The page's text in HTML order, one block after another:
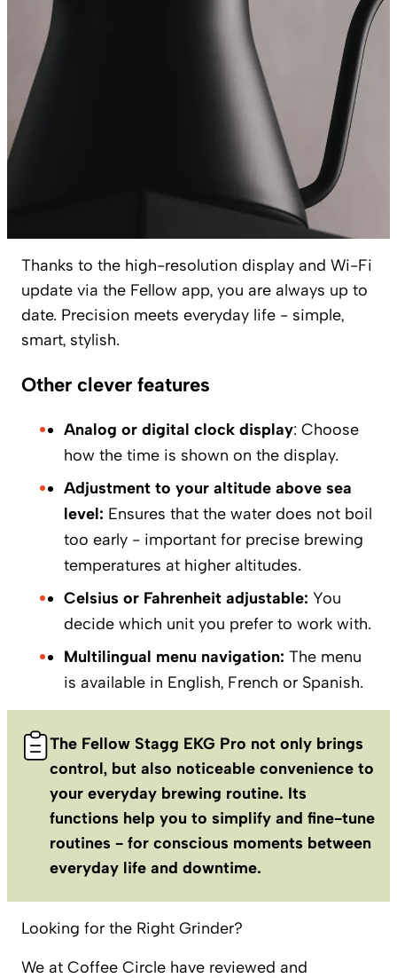
Thanks to the high-resolution display and Wi-Fi
update via the Fellow app, you are always up to
date. Precision meets everyday life - simple,
smart, stylish.
Other clever features
Analog or digital clock display: Choose
how the time is shown on the display.
Adjustment to your altitude above sea
level: Ensures that the water does not boil
too early - important for precise brewing
temperatures at higher altitudes.
Celsius or Fahrenheit adjustable: You
decide which unit you prefer to work with.
Multilingual menu navigation: The menu
is available in English, French or Spanish.
The Fellow Stagg EKG Pro not only brings
control, but also noticeable convenience to
your everyday brewing routine. Its
functions help you to simplify and fine-tune
routines - for conscious moments between
everyday life and downtime.
Looking for the Right Grinder?
We at Coffee Circle have reviewed and